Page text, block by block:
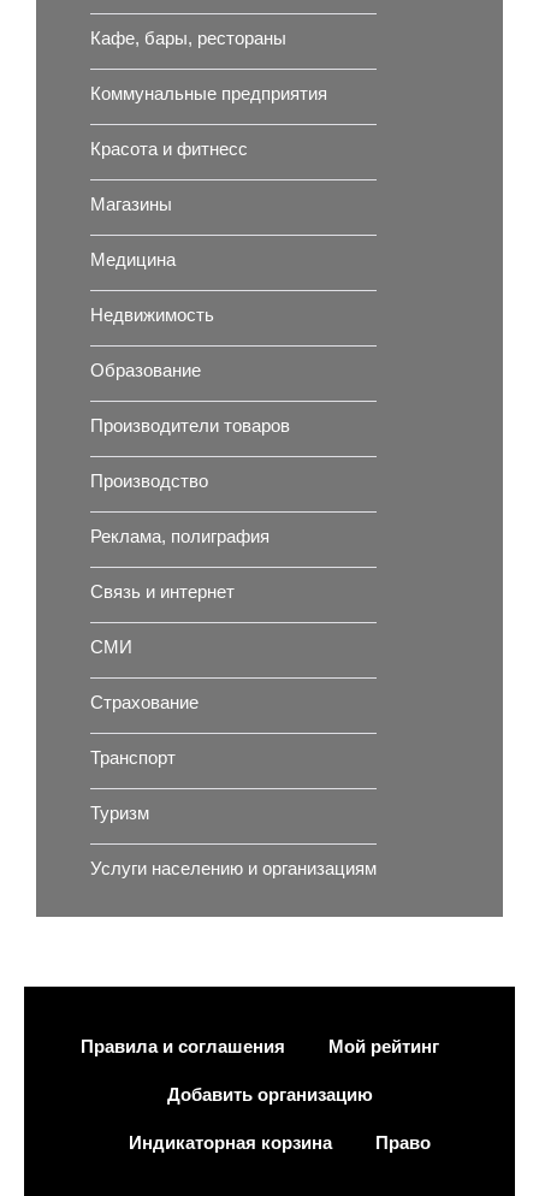
Кафе, бары, рестораны
Коммунальные предприятия
Красота и фитнесс
Магазины
Медицина
Недвижимость
Образование
Производители товаров
Производство
Реклама, полиграфия
Связь и интернет
СМИ
Страхование
Транспорт
Туризм
Услуги населению и организациям
Правила и соглашения Мой рейтинг
Добавить организацию
Индикаторная корзина Право